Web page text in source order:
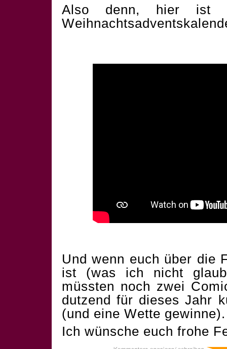
Also denn, hier ist
Und wenn euch über die
ist (was ich nicht
müssten noch zwei
dutzend für dieses Jahr
(und eine Wette
Ich wünsche euch frohe